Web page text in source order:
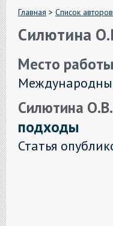
Главная > Список авторов
Силютина
Место
Силютина
подходы
Статья